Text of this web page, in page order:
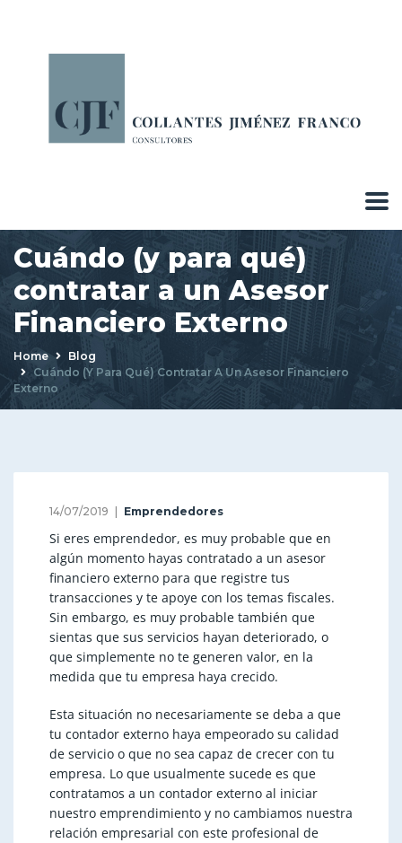
Cuándo (y para qué)
contratar a un Asesor
Financiero Externo
Home
Blog
Cuándo (y Para Qué) Contratar A Un Asesor Financiero
Externo
14/07/2019 Emprendedores
Si eres emprendedor, es muy probable que en
algún momento hayas contratado a un asesor
financiero externo para que registre tus
transacciones y te apoye con los temas fiscales.
Sin embargo, es muy probable también que
sientas que sus servicios hayan deteriorado, o
que simplemente no te generen valor, en la
medida que tu empresa haya crecido.
Esta situación no necesariamente se deba a que
tu contador externo haya empeorado su calidad
de servicio o que no sea capaz de crecer con tu
empresa. Lo que usualmente sucede es que
contratamos a un contador externo al iniciar
nuestro emprendimiento y no cambiamos nuestra
relación empresarial con este profesional de